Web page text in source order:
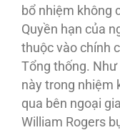
bổ nhiệm không
Quyền hạn của
thuộc vào chính
Tổng thống.
này trong nhiệm
qua bên ngoại
William Rogers